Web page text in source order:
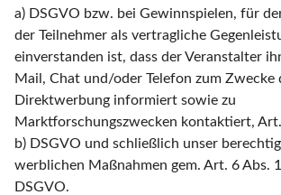
a) DSGVO bzw. bei Gewinnspielen, für
der Teilnehmer als vertragliche
einverstanden ist, dass der Veranstalter
Mail, Chat und/oder Telefon zum Zwecke
Direktwerbung informiert sowie zu
Marktforschungszwecken kontaktiert,
b) DSGVO und schließlich unser
werblichen Maßnahmen gem. Art. 6 Abs.
DSGVO.